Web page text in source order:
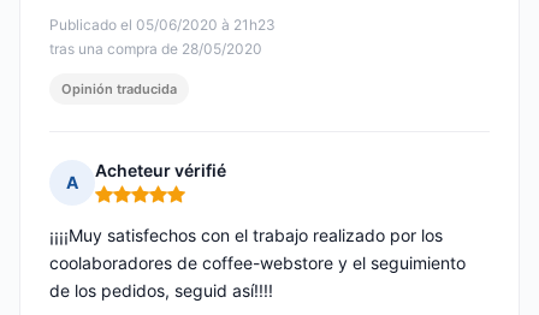
Publicado el 05/06/2020 à 21h23
tras una compra de 28/05/2020
Opinión traducida
A
Acheteur vérifié
Nota: 5 de 5
¡¡¡¡Muy satisfechos con el trabajo realizado por los
coolaboradores de coffee-webstore y el seguimiento
de los pedidos, seguid así!!!!